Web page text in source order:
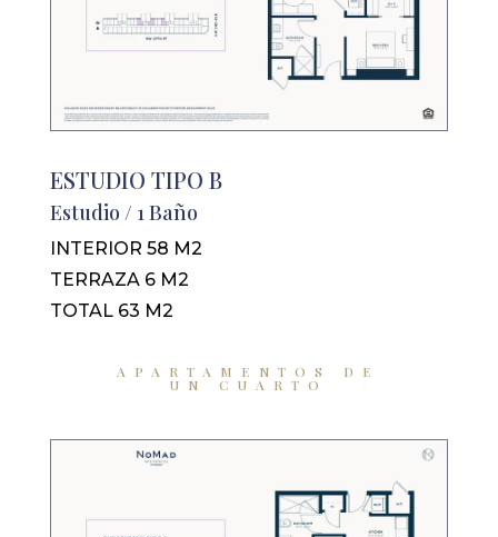
ESTUDIO TIPO B
Estudio / 1 Baño
INTERIOR 58 M2
TERRAZA 6 M2
TOTAL 63 M2
APARTAMENTOS DE
UN CUARTO